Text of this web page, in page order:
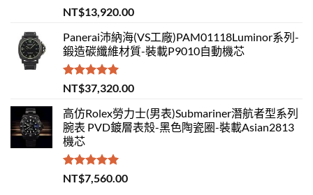
評分5.00
滿分 5
NT$13,920.00
Panerai沛納海(VS工廠)PAM01118Luminor系列-
鍛造碳纖維材質-裝載P9010自動機芯
評分5.00
滿分 5
NT$37,320.00
高仿Rolex勞力士(男表)Submariner潛航者型系列
腕表 PVD鍍層表殼-黑色陶瓷圈-裝載Asian2813
機芯
評分 5.00
滿分 5
NT$7,560.00